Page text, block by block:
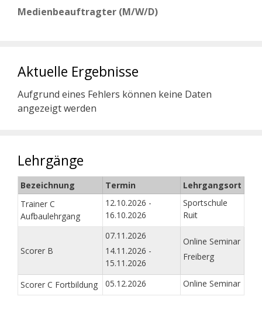
Medienbeauftragter (M/W/D)
Aktuelle Ergebnisse
Aufgrund eines Fehlers können keine Daten
angezeigt werden
Lehrgänge
Bezeichnung Termin
Lehrgangsort
Trainer C
Aufbaulehrgang
12.10.2026 -
16.10.2026
Sportschule
Ruit
Scorer B
07.11.2026
14.11.2026 -
15.11.2026
Online Seminar
Freiberg
Scorer C Fortbildung 05.12.2026 Online Seminar